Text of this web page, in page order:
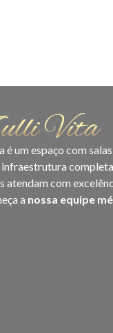
um espaço com
atendam com
a nossa equipe